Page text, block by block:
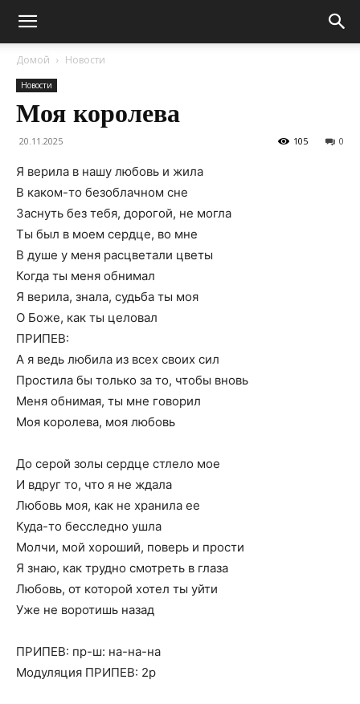
Домой Новости
Новости
Моя королева
20.11.2025 0
105
Я верила в нашу любовь и жила
В каком-то безоблачном сне
Заснуть без тебя, дорогой, не могла
Ты был в моем сердце, во мне
В душе у меня расцветали цветы
Когда ты меня обнимал
Я верила, знала, судьба ты моя
О Боже, как ты целовал
ПРИПЕВ:
А я ведь любила из всех своих сил
Простила бы только за то, чтобы вновь
Меня обнимая, ты мне говорил
Моя королева, моя любовь
До серой золы сердце стлело мое
И вдруг то, что я не ждала
Любовь моя, как не хранила ее
Куда-то бесследно ушла
Молчи, мой хороший, поверь и прости
Я знаю, как трудно смотреть в глаза
Любовь, от которой хотел ты уйти
Уже не воротишь назад
ПРИПЕВ: пр-ш: на-на-на
Модуляция ПРИПЕВ: 2р